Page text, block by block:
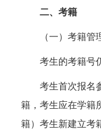
二、考籍
（一）考籍管
考生的考籍号
考生首次报名
籍，考生应在学籍
籍）考生新建立考